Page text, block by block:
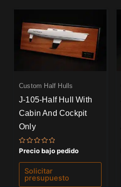
Custom Half Hulls
J-105-Half Hull With
Cabin And Cockpit
Only
Valorado
con
0
de
Precio bajo pedido
Solicitar
presupuesto